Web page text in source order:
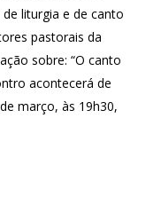
liturgia e de canto
pastorais da
sobre: “O canto
acontecerá de
março, às 19h30,